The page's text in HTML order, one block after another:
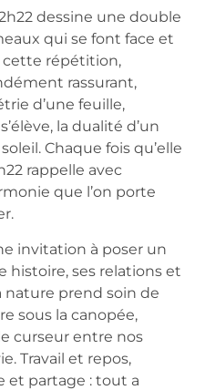
dessine une double
qui se font face et
cette répétition,
rassurant,
d’une feuille,
la dualité d’un
Chaque fois qu’elle
rappelle avec
que l’on porte
invitation à poser un
histoire, ses relations et
nature prend soin de
sous la canopée,
curseur entre nos
Travail et repos,
et partage : tout a